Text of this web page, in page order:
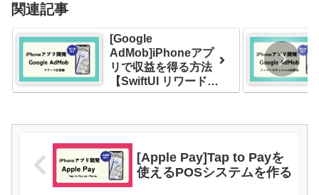
関連記事
[Google
AdMob]iPhoneアプ
リで収益を得る方法
【SwiftUI リワード広
告編】
[Apple Pay]Tap to Payを
使えるPOSシステムを作る